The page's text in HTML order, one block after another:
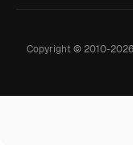
Copyright © 2010-2026